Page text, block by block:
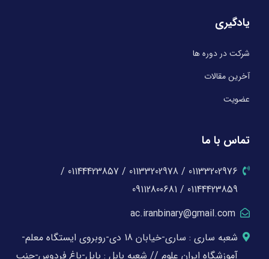
یادگیری
شرکت در دوره ها
آخرین مقالات
عضویت
تماس با ما
01133202976 / 01133202978 / 01144423857 /
01144423859 / 09112800681
ac.iranbinary@gmail.com
شعبه ساری : ساری-خیابان 18 دی-روبروی ایستگاه معلم-
آموزشگاه ایران علوم // شعبه بابل : بابل-باغ فردوس-جنب